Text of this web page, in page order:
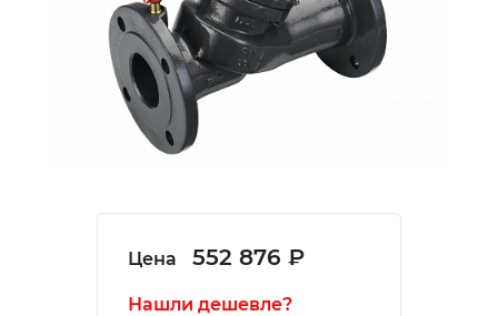
Цена 552 876 ₽
Нашли дешевле?